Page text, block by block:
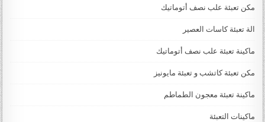
مكن تعبئة علب نصف أتوماتيك
الة تعبئة كاسات العصير
ماكينة تعبئة علب نصف أتوماتيك
مكن تعبئة كاتشب و تعبئة مايونيز
ماكينة تعبئة معجون الطماطم
ماكينات التعبئة